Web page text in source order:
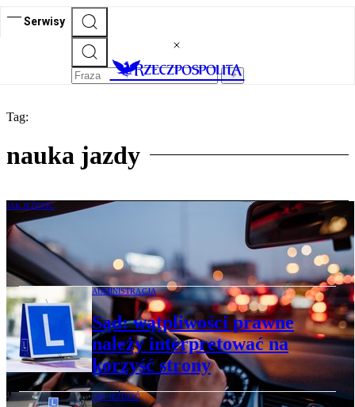
Serwisy
Tag:
nauka jazdy
JAK JEŹDZIĆ
Jazda samochodem w nocy. Nowe badania
dowodzą: mężczyźni widzą lepiej
ADMINISTRACJA
Sąd: wątpliwości prawne
należy interpretować na
korzyść strony
JAK JEŹDZIĆ